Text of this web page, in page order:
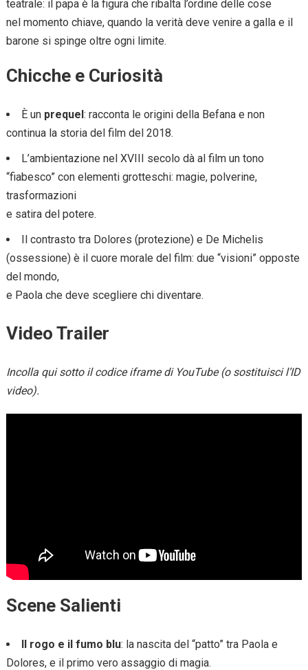
teatrale: il papa è la figura che ribalta l’ordine delle cose
nel momento chiave, quando la verità deve venire a galla e il
barone si spinge oltre ogni limite.
Chicche e Curiosità
È un prequel: racconta le origini della Befana e non
continua la storia del film del 2018.
L’ambientazione nel XVIII secolo dà al film un tono
“fiabesco” con elementi grotteschi: magie, polverine,
trasformazioni
e satira del potere.
Il contrasto tra Dolores (protezione) e De Michelis
(ossessione) è il cuore morale del film: due “visioni” opposte
del mondo,
e Paola che deve scegliere chi diventare.
Video Trailer
Incolla qui sotto il codice iframe di YouTube (o sostituisci l’ID
video).
Scene Salienti
Il rogo e il fumo blu: la nascita del “patto” tra Paola e
Dolores, e il primo vero assaggio di magia.